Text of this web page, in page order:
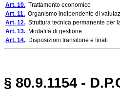
Art. 10. Trattamento economico
Art. 11. Organismo indipendente di
Art. 12. Struttura tecnica permanente per
Art. 13. Modalità di gestione
Art. 14. Disposizioni transitorie e finali
§ 80.9.1154 -